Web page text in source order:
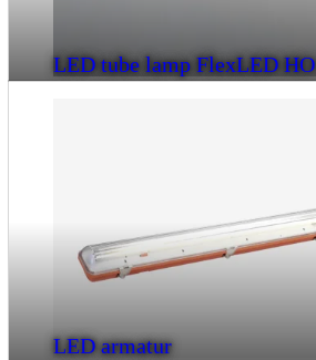
LED tube lamp FlexLED HO
LED armatur